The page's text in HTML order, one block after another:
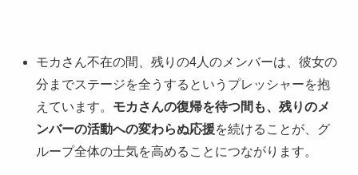
モカさん不在の間、残りの4人のメンバーは、彼女の
分までステージを全うするというプレッシャーを抱
えています。 モカさんの復帰を待つ間も、残りのメ
ンバーの活動への変わらぬ応援を続けることが、グ
ループ全体の士気を高めることにつながります。